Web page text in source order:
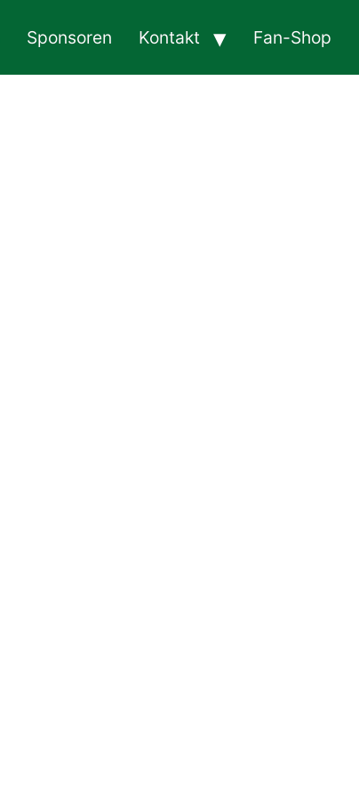
Sponsoren Kontakt Fan-Shop